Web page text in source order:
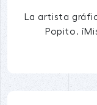
La artista
Popito.